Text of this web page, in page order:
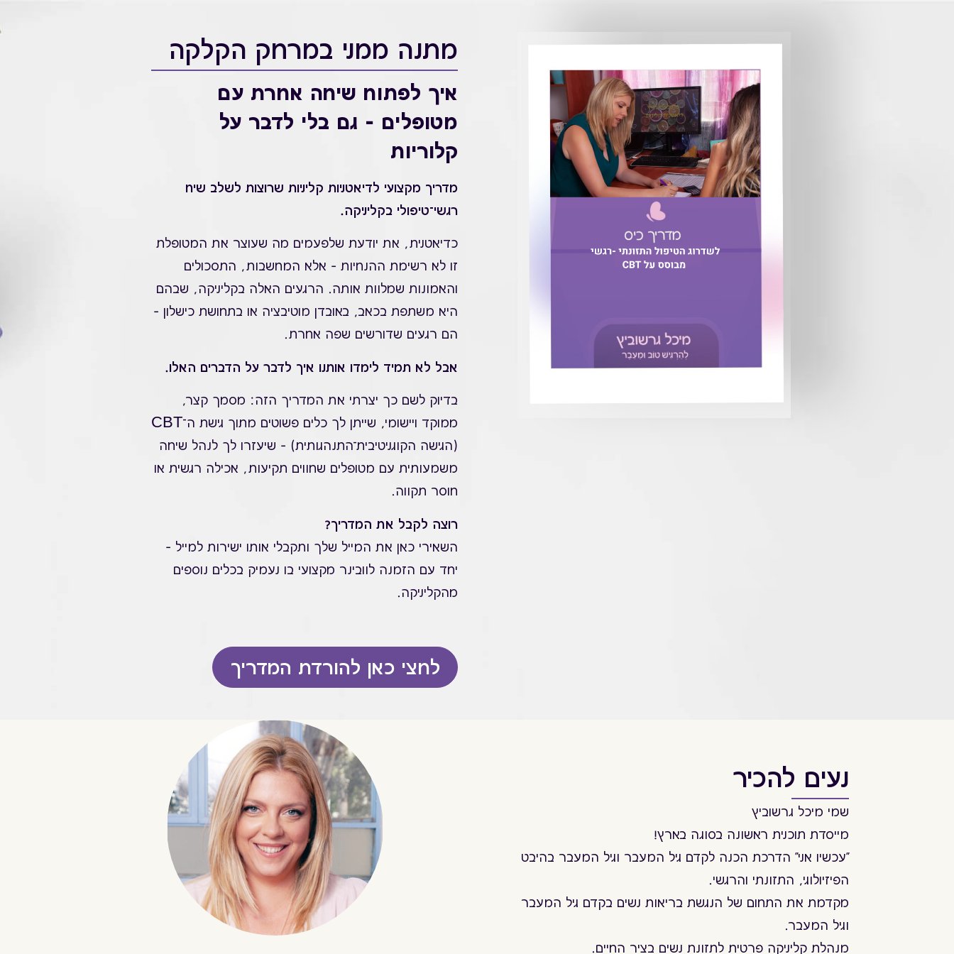
מתנה ממני במרחק הקלקה
איך לפתוח שיחה אחרת עם
מטופלים – גם בלי לדבר על
קלוריות
מדריך מקצועי לדיאטניות קליניות שרוצות לשלב שיח
רגשי־טיפולי בקליניקה.
כדיאטנית, את יודעת שלפעמים מה שעוצר את המטופלת
זו לא רשימת ההנחיות – אלא המחשבות, התסכולים
והאמונות שמלוות אותה. הרגעים האלה בקליניקה, שבהם
היא משתפת בכאב, באובדן מוטיבציה או בתחושת כישלון –
הם רגעים שדורשים שפה אחרת.
אבל לא תמיד לימדו אותנו איך לדבר על הדברים האלו.
בדיוק לשם כך יצרתי את המדריך הזה: מסמך קצר,
ממוקד ויישומי, שייתן לך כלים פשוטים מתוך גישת ה־CBT
(הגישה הקוגניטיבית־התנהגותית) – שיעזרו לך לנהל שיחה
משמעותית עם מטופלים שחווים תקיעות, אכילה רגשית או
חוסר תקווה.
רוצה לקבל את המדריך?
השאירי כאן את המייל שלך ותקבלי אותו ישירות למייל –
יחד עם הזמנה לוובינר מקצועי בו נעמיק בכלים נוספים
מהקליניקה.
לחצי כאן להורדת המדריך
נעים להכיר
שמי מיכל גרשוביץ
מייסדת תוכנית ראשונה בסוגה בארץ!
"עכשיו אני" הדרכת הכנה לקדם גיל המעבר וגיל המעבר בהיבט
הפיזיולוגי, התזונתי והרגשי.
מקדמת את התחום של הנגשת בריאות נשים בקדם גיל המעבר
וגיל המעבר.
מנהלת קליניקה פרטית לתזונת נשים בציר החיים.